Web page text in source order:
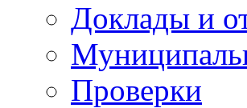
Доклады и
Проверки